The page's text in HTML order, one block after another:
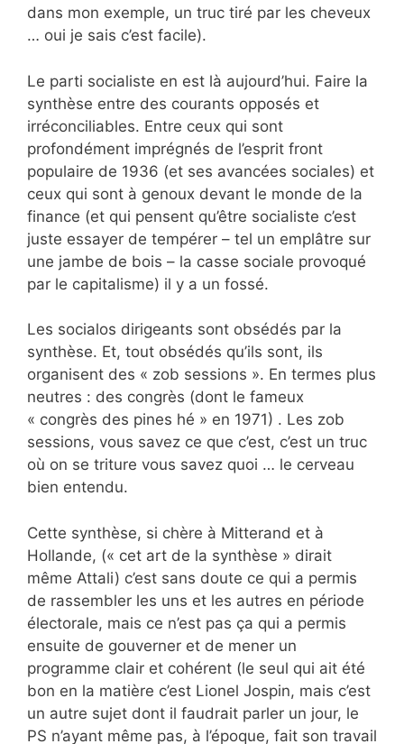
dans mon exemple, un truc tiré par les cheveux
… oui je sais c’est facile).
Le parti socialiste en est là aujourd’hui. Faire la
synthèse entre des courants opposés et
irréconciliables. Entre ceux qui sont
profondément imprégnés de l’esprit front
populaire de 1936 (et ses avancées sociales) et
ceux qui sont à genoux devant le monde de la
finance (et qui pensent qu’être socialiste c’est
juste essayer de tempérer – tel un emplâtre sur
une jambe de bois – la casse sociale provoqué
par le capitalisme) il y a un fossé.
Les socialos dirigeants sont obsédés par la
synthèse. Et, tout obsédés qu’ils sont, ils
organisent des « zob sessions ». En termes plus
neutres : des congrès (dont le fameux
« congrès des pines hé » en 1971) . Les zob
sessions, vous savez ce que c’est, c’est un truc
où on se triture vous savez quoi … le cerveau
bien entendu.
Cette synthèse, si chère à Mitterand et à
Hollande, (« cet art de la synthèse » dirait
même Attali) c’est sans doute ce qui a permis
de rassembler les uns et les autres en période
électorale, mais ce n’est pas ça qui a permis
ensuite de gouverner et de mener un
programme clair et cohérent (le seul qui ait été
bon en la matière c’est Lionel Jospin, mais c’est
un autre sujet dont il faudrait parler un jour, le
PS n’ayant même pas, à l’époque, fait son travail